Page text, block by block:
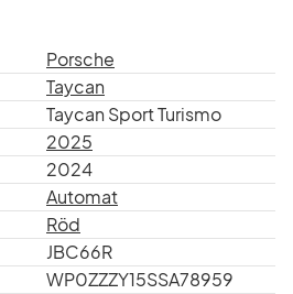
Porsche
Taycan
Taycan Sport Turismo
2025
2024
Automat
Röd
JBC66R
WP0ZZZY15SSA78959